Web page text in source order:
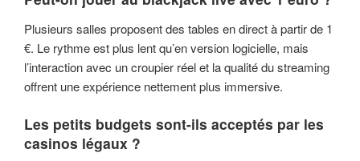
Plusieurs salles proposent des tables en direct à partir de 1
€. Le rythme est plus lent qu’en version logicielle, mais
l’interaction avec un croupier réel et la qualité du streaming
offrent une expérience nettement plus immersive.
Les petits budgets sont-ils acceptés par les
casinos légaux ?